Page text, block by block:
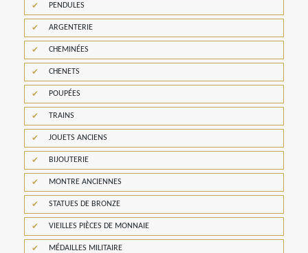
PENDULES
ARGENTERIE
CHEMINÉES
CHENETS
POUPÉES
TRAINS
JOUETS ANCIENS
BIJOUTERIE
MONTRE ANCIENNES
STATUES DE BRONZE
VIEILLES PIÈCES DE MONNAIE
MÉDAILLES MILITAIRE